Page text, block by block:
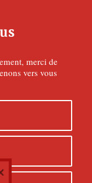
merci de
vers vous